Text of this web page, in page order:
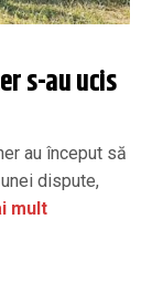
s-au ucis
au început să
dispute,
mult